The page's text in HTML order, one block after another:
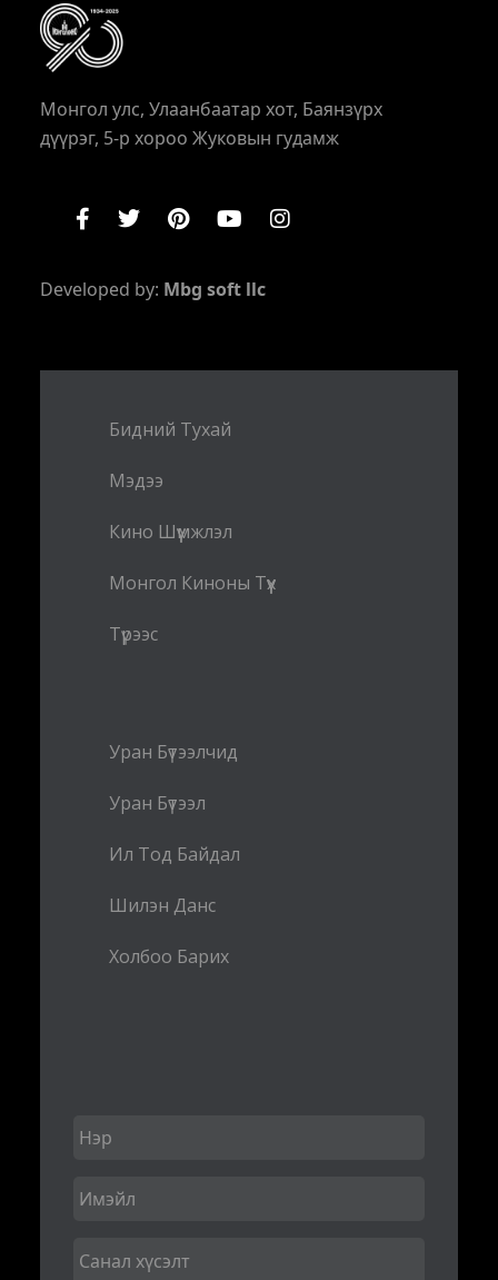
Монгол улс, Улаанбаатар хот, Баянзүрх
дүүрэг, 5-р хороо Жуковын гудамж
Developed by: Mbg soft llc
Бидний Тухай
Мэдээ
Кино Шүүмжлэл
Монгол Киноны Түүх
Түрээс
Уран Бүтээлчид
Уран Бүтээл
Ил Тод Байдал
Шилэн Данс
Холбоо Барих